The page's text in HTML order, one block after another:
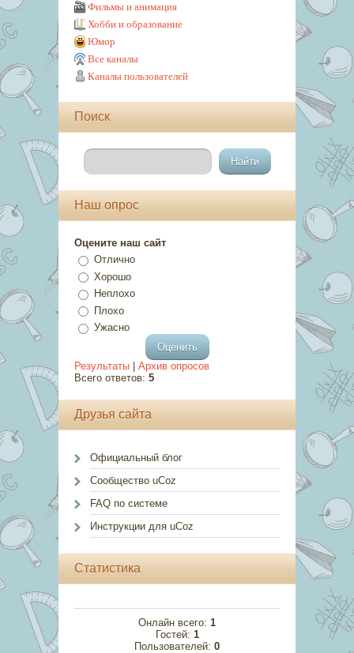
Фильмы и анимация
Хобби и образование
Юмор
Все каналы
Каналы пользователей
Поиск
Наш опрос
Оцените наш сайт
Отлично
Хорошо
Неплохо
Плохо
Ужасно
Результаты
Архив опросов
Всего ответов: 5
Друзья сайта
Официальный блог
Сообщество uCoz
FAQ по системе
Инструкции для uCoz
Статистика
Онлайн всего: 1
Гостей: 1
Пользователей: 0